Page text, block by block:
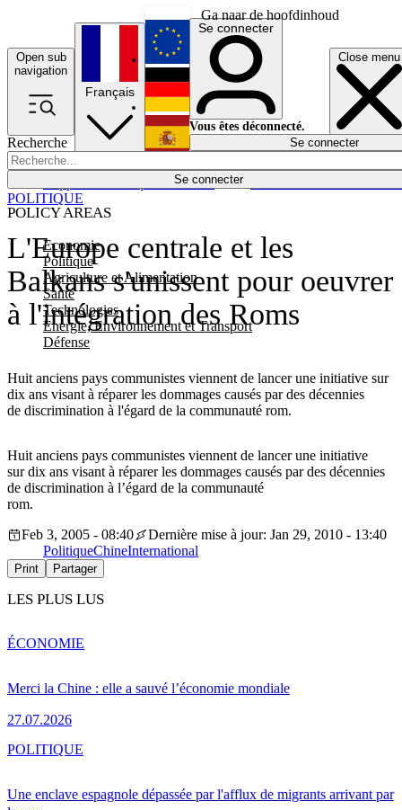
Ga naar de hoofdinhoud
Open sub
navigation
Close menu
Recherche
Se connecter
POLICY AREAS
Economie
Politique
Agriculture et Alimentation
Santé
Technologies
Energie, Environnement et Transport
Défense
Économie
Français
English
Deutsch
Español
Se connecter
Vous êtes déconnecté.
Se connecter
L'Europe centrale et les
Balkans s'unissent pour oeuvrer
à l'intégration des Roms
Huit anciens pays communistes viennent de lancer une initiative sur
dix ans visant à réparer les dommages causés par des décennies
de discrimination à l'égard de la communauté rom.
POLITIQUE
Huit anciens pays communistes viennent de lancer une initiative
sur dix ans visant à réparer les dommages causés par des décennies
de discrimination à l’égard de la communauté
rom.
Feb 3, 2005 - 08:40
Dernière mise à jour: Jan 29, 2010 - 13:40
PolitiqueChineInternational
Print Partager
LES PLUS LUS
Merci la Chine : elle a sauvé l’économie mondiale
27.07.2026
ÉCONOMIE
Une enclave espagnole dépassée par l'afflux de migrants arrivant par
POLITIQUE